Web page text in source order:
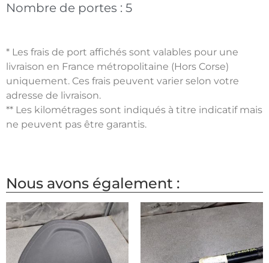
Nombre de portes : 5
* Les frais de port affichés sont valables pour une
livraison en France métropolitaine (Hors Corse)
uniquement. Ces frais peuvent varier selon votre
adresse de livraison.
** Les kilométrages sont indiqués à titre indicatif mais
ne peuvent pas être garantis.
Nous avons également :